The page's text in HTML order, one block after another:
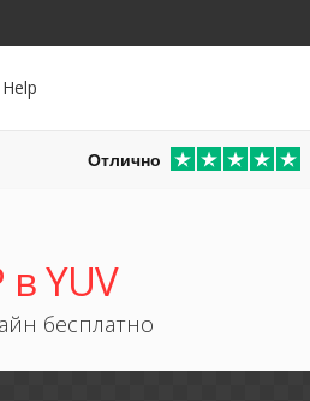
Help
Отлично
YUV
бесплатно